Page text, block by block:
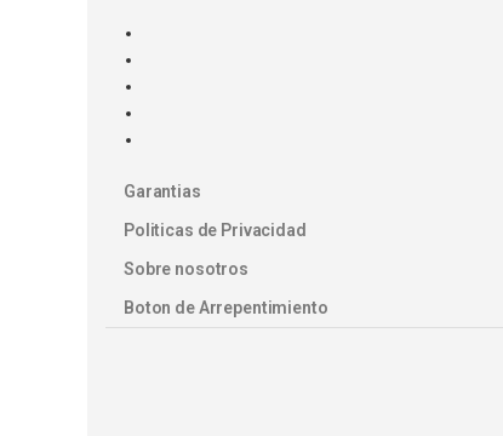
Garantias
Politicas de Privacidad
Sobre nosotros
Boton de Arrepentimiento